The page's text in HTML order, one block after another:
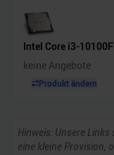
Intel Core i3-10100F
keine Angebote
Produkt ändern
Hinweis: Unsere
eine kleine Provision,